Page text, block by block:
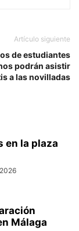
Artículo siguiente
de estudiantes
podrán asistir
a las novilladas
en la plaza
Málaga